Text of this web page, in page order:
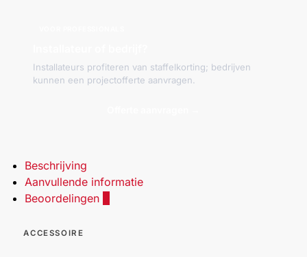
Installateurs profiteren van staffelkorting; bedrijven
kunnen een projectofferte aanvragen.
Beschrijving
Aanvullende informatie
Beoordelingen
ACCESSOIRE